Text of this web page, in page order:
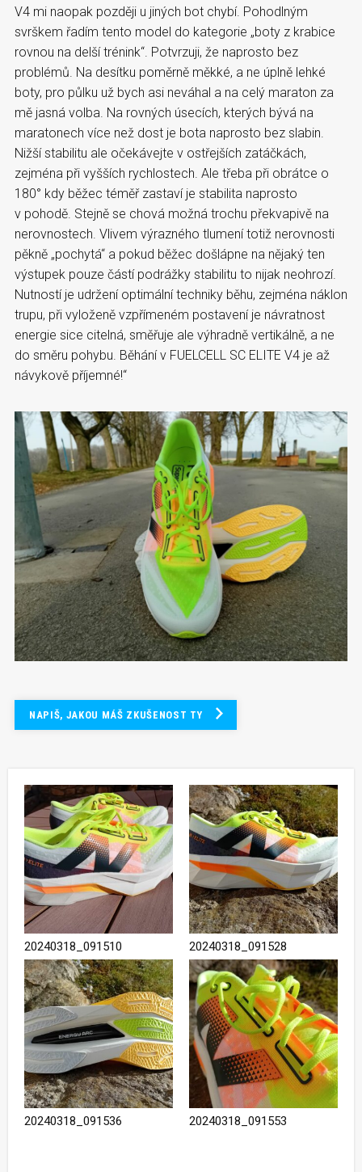
V4 mi naopak později u jiných bot chybí. Pohodlným
svrškem řadím tento model do kategorie „boty z krabice
rovnou na delší trénink“. Potvrzuji, že naprosto bez
problémů. Na desítku poměrně měkké, a ne úplně lehké
boty, pro půlku už bych asi neváhal a na celý maraton za
mě jasná volba. Na rovných úsecích, kterých bývá na
maratonech více než dost je bota naprosto bez slabin.
Nižší stabilitu ale očekávejte v ostřejších zatáčkách,
zejména při vyšších rychlostech. Ale třeba při obrátce o
180° kdy běžec téměř zastaví je stabilita naprosto
v pohodě. Stejně se chová možná trochu překvapivě na
nerovnostech. Vlivem výrazného tlumení totiž nerovnosti
pěkně „pochytá“ a pokud běžec došlápne na nějaký ten
výstupek pouze částí podrážky stabilitu to nijak neohrozí.
Nutností je udržení optimální techniky běhu, zejména náklon
trupu, při vyloženě vzpřímeném postavení je návratnost
energie sice citelná, směřuje ale výhradně vertikálně, a ne
do směru pohybu. Běhání v FUELCELL SC ELITE V4 je až
návykově příjemné!“
NAPIŠ, JAKOU MÁŠ ZKUŠENOST TY
20240318_091510 20240318_091528
20240318_091536 20240318_091553